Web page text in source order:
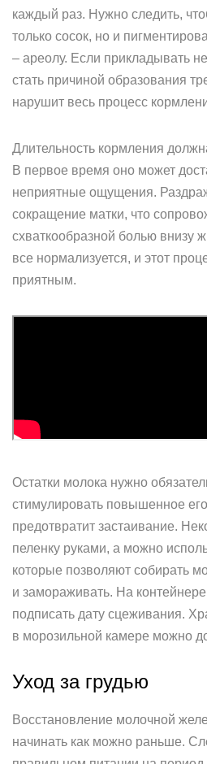
каждый раз. Нужно следить,
только сосок, но и
– ареолу. Если прикладывать
стать причиной образования
нарушит весь процесс
Длительность кормления
В первое время оно может
неприятные ощущения.
сокращение матки, что
схваткообразной болью внизу
все нормализуется, и этот
приятным.
Остатки молока нужно
стимулировать повышенное
предотвратит застаивание.
пеленку руками, а можно
которые позволяют собирать
и замораживать. На
подписать дату сцеживания.
в морозильной камере можно
Уход за грудью
Восстановление молочной
начинать как можно раньше.